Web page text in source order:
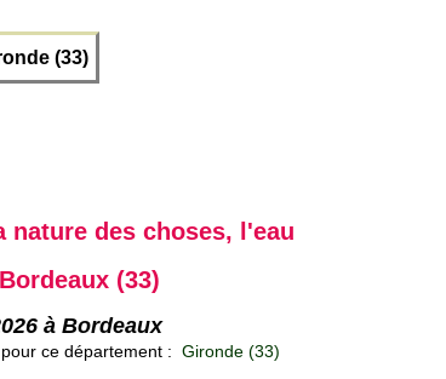
(33)
nature des choses, l'eau
Bordeaux (33)
à Bordeaux
ce département : Gironde (33)